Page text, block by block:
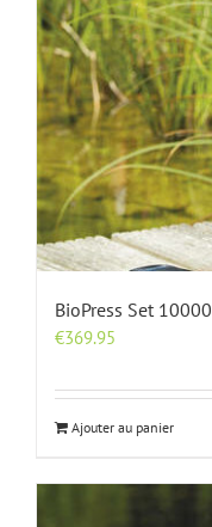
BioPress Set 10000
€369.95
Ajouter au panier